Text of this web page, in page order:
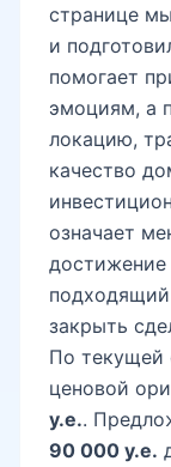
странице
и
помогает
эмоциям, а
локацию,
качество
означает
достижение
подходящий
закрыть
По текущей
ценовой
у.е..
90 000 у.е.